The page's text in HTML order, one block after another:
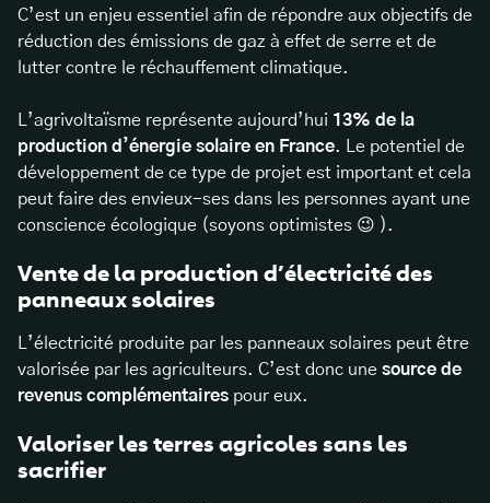
C’est un enjeu essentiel afin de répondre aux objectifs de
réduction des émissions de gaz à effet de serre et de
lutter contre le réchauffement climatique.
L’agrivoltaïsme représente aujourd’hui 13% de la
production d’énergie solaire en France. Le potentiel de
développement de ce type de projet est important et cela
peut faire des envieux-ses dans les personnes ayant une
conscience écologique (soyons optimistes 😉 ).
Vente de la production d’électricité des
panneaux solaires
L’électricité produite par les panneaux solaires peut être
valorisée par les agriculteurs. C’est donc une source de
revenus complémentaires pour eux.
Valoriser les terres agricoles sans les
sacrifier